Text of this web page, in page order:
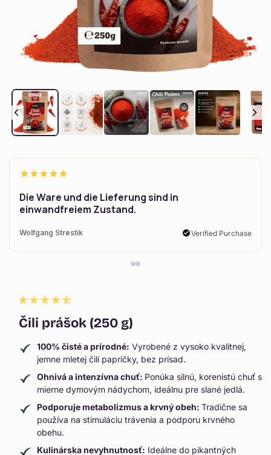
médium
1
v
modálnom
okne
Die Ware und die Lieferung sind in
einwandfreiem Zustand.
Wolfgang Strestik Verified Purchase
Čili prášok (250 g)
100% čisté a prírodné: Vyrobené z vysoko kvalitnej,
jemne mletej čili papričky, bez prísad.
Ohnivá a intenzívna chuť: Ponúka silnú, korenistú chuť s
mierne dymovým nádychom, ideálnu pre slané jedlá.
Podporuje metabolizmus a krvný obeh: Tradične sa
používa na stimuláciu trávenia a podporu krvného
obehu.
Kulinárska nevyhnutnosť: Ideálne do pikantných